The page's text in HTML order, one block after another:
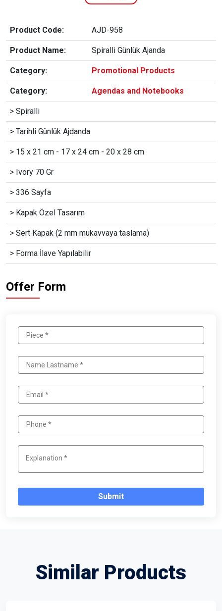
Product Code: AJD-958
Product Name: Spiralli Günlük Ajanda
Category: Promotional Products
Category: Agendas and Notebooks
> Spiralli
> Tarihli Günlük Ajdanda
> 15 x 21 cm - 17 x 24 cm - 20 x 28 cm
> Ivory 70 Gr
> 336 Sayfa
> Kapak Özel Tasarım
> Sert Kapak (2 mm mukavvaya taslama)
> Forma İlave Yapılabilir
Offer Form
Submit
Similar Products